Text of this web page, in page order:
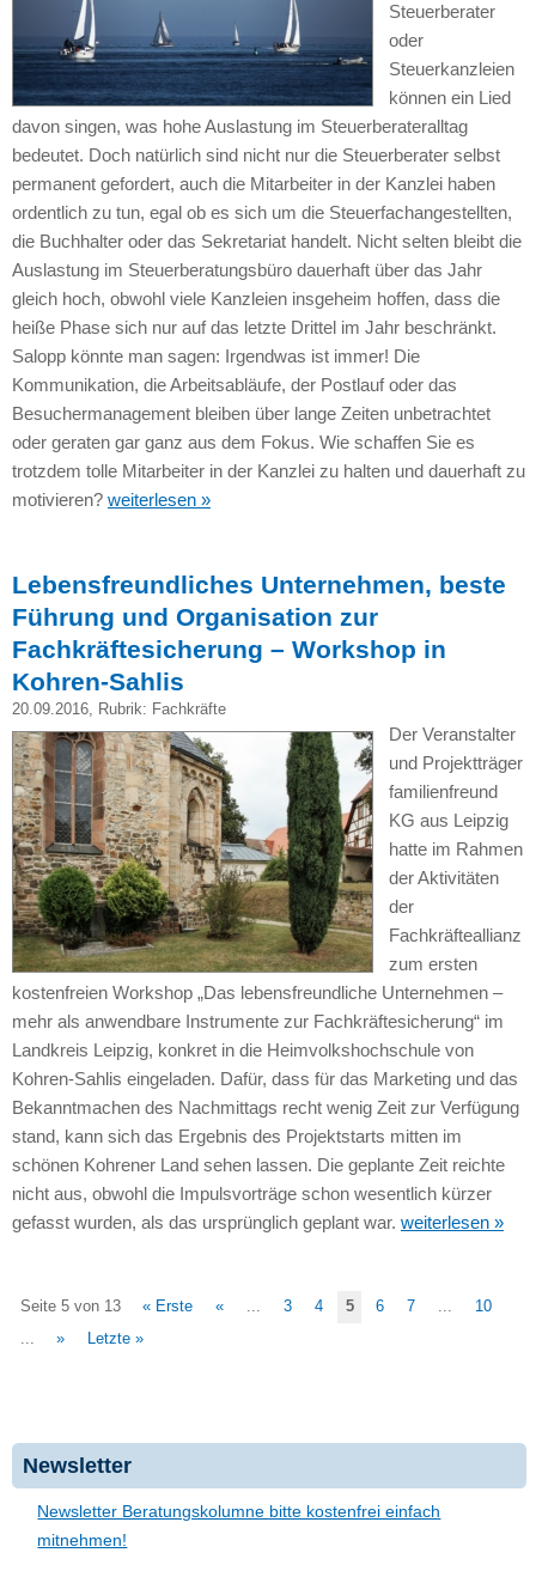
Steuerberater
oder
Steuerkanzleien
können ein Lied
davon singen, was hohe Auslastung im Steuerberateralltag
bedeutet. Doch natürlich sind nicht nur die Steuerberater selbst
permanent gefordert, auch die Mitarbeiter in der Kanzlei haben
ordentlich zu tun, egal ob es sich um die Steuerfachangestellten,
die Buchhalter oder das Sekretariat handelt. Nicht selten bleibt die
Auslastung im Steuerberatungsbüro dauerhaft über das Jahr
gleich hoch, obwohl viele Kanzleien insgeheim hoffen, dass die
heiße Phase sich nur auf das letzte Drittel im Jahr beschränkt.
Salopp könnte man sagen: Irgendwas ist immer! Die
Kommunikation, die Arbeitsabläufe, der Postlauf oder das
Besuchermanagement bleiben über lange Zeiten unbetrachtet
oder geraten gar ganz aus dem Fokus. Wie schaffen Sie es
trotzdem tolle Mitarbeiter in der Kanzlei zu halten und dauerhaft zu
motivieren? weiterlesen »
Lebensfreundliches Unternehmen, beste
Führung und Organisation zur
Fachkräftesicherung – Workshop in
Kohren-Sahlis
20.09.2016, Rubrik: Fachkräfte
Der Veranstalter
und Projektträger
familienfreund
KG aus Leipzig
hatte im Rahmen
der Aktivitäten
der
Fachkräfteallianz
zum ersten
kostenfreien Workshop „Das lebensfreundliche Unternehmen –
mehr als anwendbare Instrumente zur Fachkräftesicherung“ im
Landkreis Leipzig, konkret in die Heimvolkshochschule von
Kohren-Sahlis eingeladen. Dafür, dass für das Marketing und das
Bekanntmachen des Nachmittags recht wenig Zeit zur Verfügung
stand, kann sich das Ergebnis des Projektstarts mitten im
schönen Kohrener Land sehen lassen. Die geplante Zeit reichte
nicht aus, obwohl die Impulsvorträge schon wesentlich kürzer
gefasst wurden, als das ursprünglich geplant war. weiterlesen »
Seite 5 von 13 « Erste « ... 3 4 5 6 7 ...
10
» Letzte »
Newsletter
Newsletter Beratungskolumne bitte kostenfrei einfach
mitnehmen!